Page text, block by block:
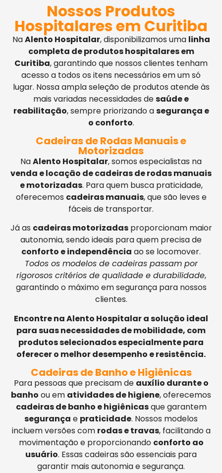
Nossos Produtos
Hospitalares em Curitiba
NaAlento Hospitalar, disponibilizamos uma linha
completa de produtos hospitalares em
Curitiba, garantindo que nossos clientes tenham
acesso a todos os itens necessários em um só
lugar. Nossa ampla seleção de produtos atende às
mais variadas necessidades desaúde e
reabilitação, sempre priorizando asegurança e
o conforto.
Cadeiras de Rodas Manuais e
Motorizadas
NaAlento Hospitalar, somos especialistas na
venda e locação de cadeiras de rodas manuais
e motorizadas. Para quem busca praticidade,
oferecemos cadeiras manuais, que são leves e
fáceis de transportar.
Já as cadeiras motorizadasproporcionam maior
autonomia, sendo ideais para quem precisa de
conforto e independência ao se locomover.
Todos os modelos de cadeiras passam por
rigorosos critérios de qualidade e durabilidade,
garantindo o máximo em segurança para nossos
clientes.
Encontre na Alento Hospitalar a solução ideal
para suas necessidades de mobilidade, com
produtos selecionados especialmente para
oferecer o melhor desempenho e resistência.
Cadeiras de Banho e Higiênicas
Para pessoas que precisam de auxílio durante o
banho ou em atividades de higiene, oferecemos
cadeiras de banho e higiênicasque garantem
segurança e praticidade. Nossos modelos
incluem versões com rodas e travas, facilitando a
movimentação e proporcionando conforto ao
usuário. Essas cadeiras são essenciais para
garantir mais autonomia e segurança.